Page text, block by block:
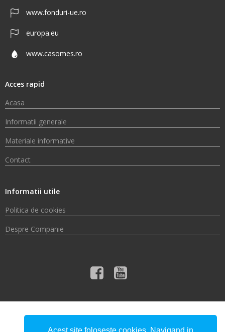
www.fonduri-ue.ro
europa.eu
www.casomes.ro
Acces rapid
Acasa
Informatii generale
Materiale informative
Contact
Informatii utile
Politica de cookies
Despre Companie
© 2026 Compania de Apă Someș S.A.
Acest site foloseste cookies. Navigand in